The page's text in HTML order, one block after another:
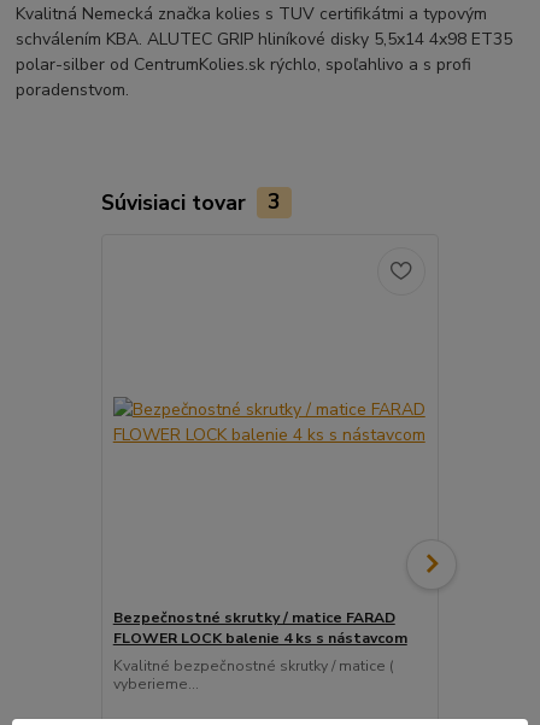
Kvalitná Nemecká značka kolies s TUV certifikátmi a typovým
schválením KBA. ALUTEC GRIP hliníkové disky 5,5x14 4x98 ET35
polar-silber od CentrumKolies.sk rýchlo, spoľahlivo a s profi
poradenstvom.
Súvisiaci tovar 3
Bezpečnostné skrutky / matice FARAD
FLOWER LOCK balenie 4 ks s nástavcom
Kvalitné bezpečnostné skrutky / matice (
vyberieme...